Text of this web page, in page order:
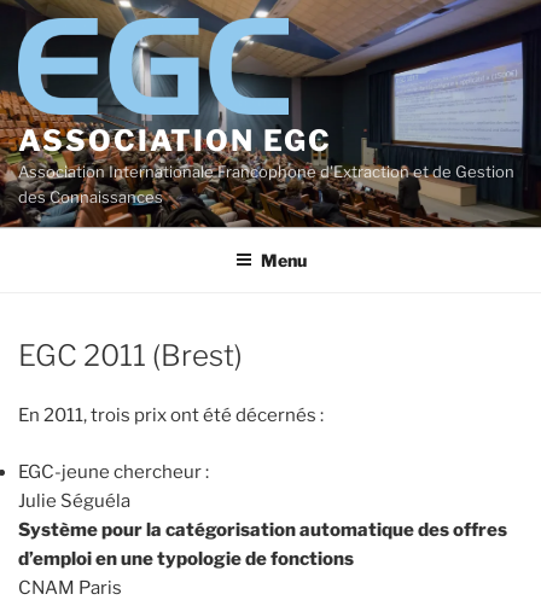
Aller
contenu
principal
ASSOCIATION EGC
Association Internationale Francophone d'Extraction et de Gestion
des Connaissances
Menu
EGC 2011 (Brest)
En 2011, trois prix ont été décernés :
EGC-jeune chercheur :
Julie Séguéla
Système pour la catégorisation automatique des offres
d’emploi en une typologie de fonctions
CNAM Paris